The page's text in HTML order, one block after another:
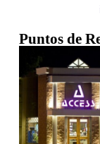
Puntos de